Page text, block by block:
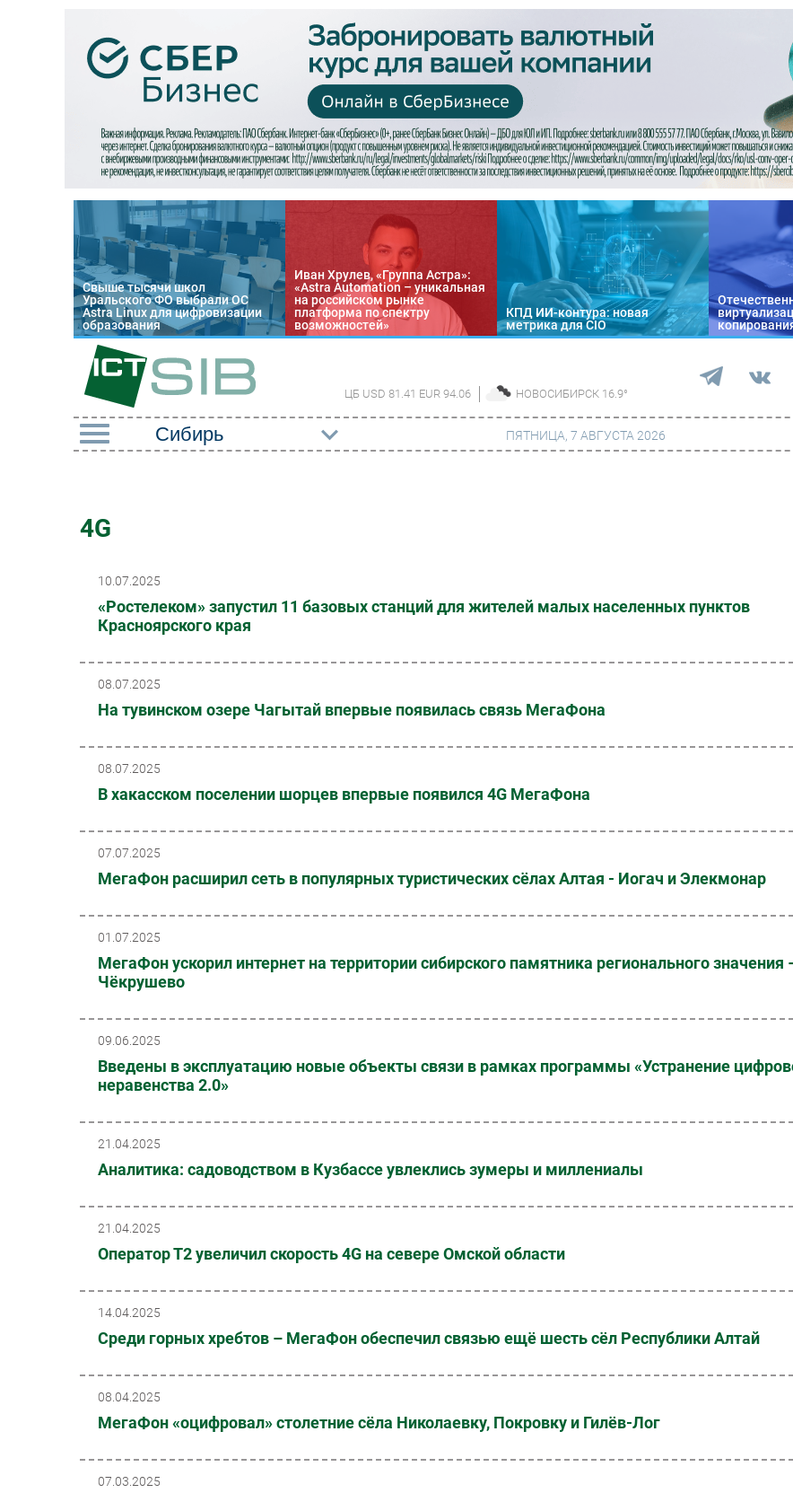
Свыше тысячи школ
Уральского ФО выбрали ОС
Astra Linux для цифровизации
образования
Иван Хрулев, «Группа Астра»:
«Astra Automation – уникальная
на российском рынке
платформа по спектру
возможностей»
КПД ИИ-контура: новая
метрика для CIO
ЦБ USD 81.41 EUR 94.06 НОВОСИБИРСК 16.9°
Импорто­замещение
Интернет
Мобильная связь
Фиксированная связь
ПО
Регулирование
Инновации
Здоровье
ПЯТНИЦА, 7 АВГУСТА 2026
4G
10.07.2025
«Ростелеком» запустил 11 базовых станций для жителей малых населенных пунктов
Красноярского края
08.07.2025
На тувинском озере Чагытай впервые появилась связь МегаФона
08.07.2025
В хакасском поселении шорцев впервые появился 4G МегаФона
07.07.2025
МегаФон расширил сеть в популярных туристических сёлах Алтая - Иогач и Элекмонар
01.07.2025
МегаФон ускорил интернет на территории сибирского памятника регионального значения
Чёкрушево
09.06.2025
Введены в эксплуатацию новые объекты связи в рамках программы «Устранение
неравенства 2.0»
21.04.2025
Аналитика: садоводством в Кузбассе увлеклись зумеры и миллениалы
21.04.2025
Оператор Т2 увеличил скорость 4G на севере Омской области
14.04.2025
Среди горных хребтов – МегаФон обеспечил связью ещё шесть сёл Республики Алтай
08.04.2025
МегаФон «оцифровал» столетние сёла Николаевку, Покровку и Гилёв-Лог
07.03.2025